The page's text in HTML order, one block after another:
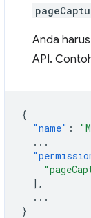
Anda
API.
{
"name" :
...
],
...
}